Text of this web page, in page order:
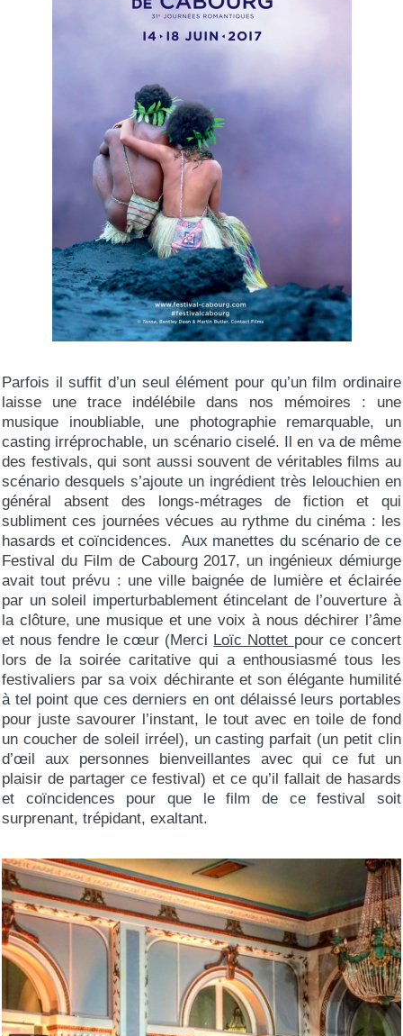
Parfois il suffit d’un seul élément pour qu’un film ordinaire
laisse une trace indélébile dans nos mémoires : une
musique inoubliable, une photographie remarquable, un
casting irréprochable, un scénario ciselé. Il en va de même
des festivals, qui sont aussi souvent de véritables films au
scénario desquels s’ajoute un ingrédient très lelouchien en
général absent des longs-métrages de fiction et qui
subliment ces journées vécues au rythme du cinéma : les
hasards et coïncidences. Aux manettes du scénario de ce
Festival du Film de Cabourg 2017, un ingénieux démiurge
avait tout prévu : une ville baignée de lumière et éclairée
par un soleil imperturbablement étincelant de l’ouverture à
la clôture, une musique et une voix à nous déchirer l’âme
et nous fendre le cœur (Merci Loïc Nottet pour ce concert
lors de la soirée caritative qui a enthousiasmé tous les
festivaliers par sa voix déchirante et son élégante humilité
à tel point que ces derniers en ont délaissé leurs portables
pour juste savourer l’instant, le tout avec en toile de fond
un coucher de soleil irréel), un casting parfait (un petit clin
d’œil aux personnes bienveillantes avec qui ce fut un
plaisir de partager ce festival) et ce qu’il fallait de hasards
et coïncidences pour que le film de ce festival soit
surprenant, trépidant, exaltant.